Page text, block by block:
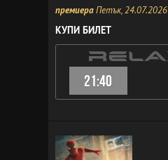
премиераПетък, 24.07.2026
КУПИ БИЛЕТ
21:40